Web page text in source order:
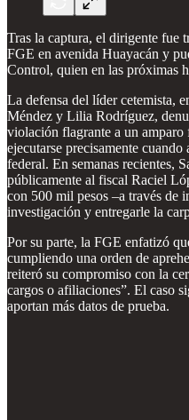
Tras la captura, el dirigente fue
FGE en avenida Huayacán y
Control, quien en las próximas
La defensa del líder cetemista,
Méndez y Lilia Rodríguez,
violación flagrante a un amparo
ejecutarse precisamente
federal. En semanas recientes,
públicamente al fiscal Raciel
con 500 mil pesos –a través de
investigación y entregarle la
Por su parte, la FGE enfatizó
cumpliendo una orden de
reiteró su compromiso con la
cargos o afiliaciones”. El caso
aportan más datos de prueba.